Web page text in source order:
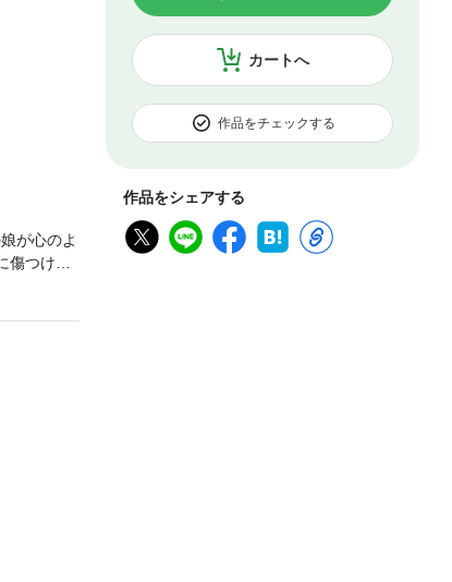
カートへ
作品をチェックする
作品をシェアする
が心のよ
つけら
ってし